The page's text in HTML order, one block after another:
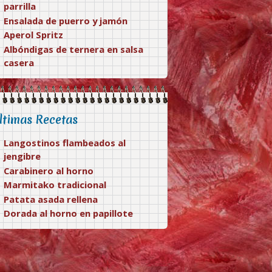
parrilla
Ensalada de puerro y jamón
Aperol Spritz
Albóndigas de ternera en salsa
casera
Recetas
Langostinos flambeados al
jengibre
Carabinero al horno
Marmitako tradicional
Patata asada rellena
Dorada al horno en papillote